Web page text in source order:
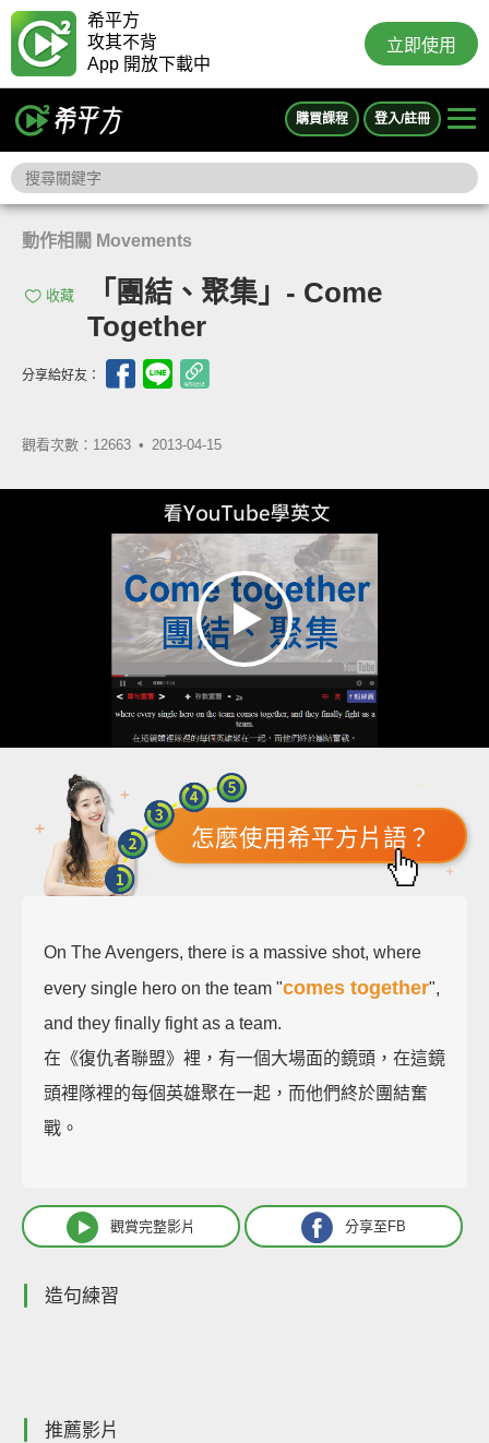
希平方
攻其不背
App 開放下載中
立即使用
購買課程 登入/註冊
動作相關 Movements
收藏
「團結、聚集」- Come
Together
分享給好友：
觀看次數：12663 • 2013-04-15
怎麼使用希平方片語？
On The Avengers, there is a massive shot, where
every single hero on the team "comes together",
and they finally fight as a team.
在《復仇者聯盟》裡，有一個大場面的鏡頭，在這鏡
頭裡隊裡的每個英雄聚在一起，而他們終於團結奮
戰。
觀賞完整影片 分享至FB
造句練習
推薦影片